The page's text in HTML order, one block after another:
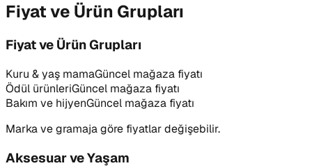
Fiyat ve Ürün Grupları
Fiyat ve Ürün Grupları
Kuru & yaş mamaGüncel mağaza fiyatı
Ödül ürünleriGüncel mağaza fiyatı
Bakım ve hijyenGüncel mağaza fiyatı
Marka ve gramaja göre fiyatlar değişebilir.
Aksesuar ve Yaşam